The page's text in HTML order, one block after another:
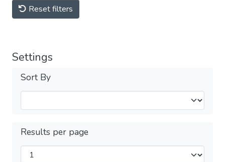
Reset filters
Settings
Sort By
Results per page